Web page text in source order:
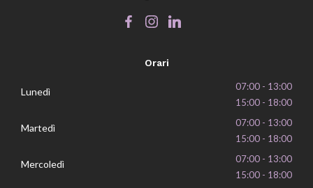
Orari
Lunedì
07:00 - 13:00
15:00 - 18:00
Martedì
07:00 - 13:00
15:00 - 18:00
Mercoledì
07:00 - 13:00
15:00 - 18:00